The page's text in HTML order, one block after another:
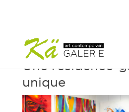
Une résidence-
unique